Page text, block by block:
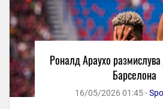
Роналд Араухо
Барселона
16/05/2026 01:45 -